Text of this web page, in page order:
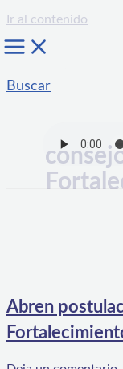
Ir al contenido
Buscar
Abren